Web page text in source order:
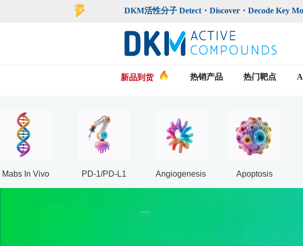
DKM活性分子 Detect・Discover・Decode Key
新品到货 热销产品 热门靶点
Mabs In Vivo PD-1/PD-L1 Angiogenesis Apoptosis